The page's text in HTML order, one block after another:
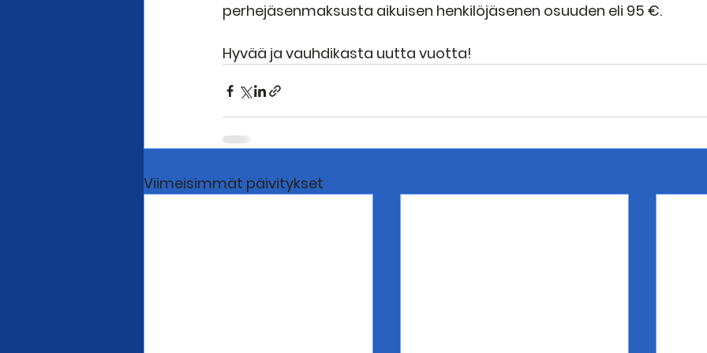
perhejäsenmaksusta aikuisen henkilöjäsenen osuuden eli 95 €.
Hyvää ja vauhdikasta uutta vuotta!
Viimeisimmät päivitykset